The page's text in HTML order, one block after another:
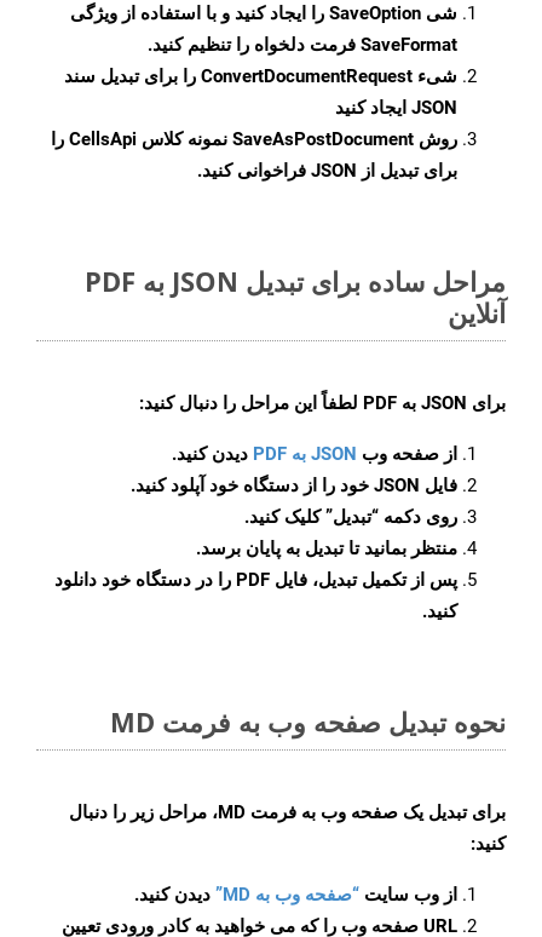
شی SaveOption را ایجاد کنید و با استفاده از ویژگی
SaveFormat فرمت دلخواه را تنظیم کنید.
شیء ConvertDocumentRequest را برای تبدیل سند
JSON ایجاد کنید
روش SaveAsPostDocument
نمونه کلاس CellsApi را
برای تبدیل از JSON فراخوانی کنید.
مراحل ساده برای تبدیل JSON به PDF
آنلاین
برای JSON به PDF لطفاً این مراحل را دنبال کنید:
از صفحه وب JSON به PDF
دیدن کنید.
فایل JSON خود را از دستگاه خود آپلود کنید.
روی دکمه “تبدیل”کلیک کنید.
منتظر بمانید تا تبدیل به پایان برسد.
پس از تکمیل تبدیل، فایل PDF را در دستگاه خود دانلود
کنید.
نحوه تبدیل صفحه وب به فرمت MD
برای تبدیل یک صفحه وب به فرمت MD، مراحل زیر را دنبال
کنید:
از وب سایت “صفحه وب به MD”
دیدن کنید.
URL صفحه وب را که می خواهید به کادر ورودی تعیین